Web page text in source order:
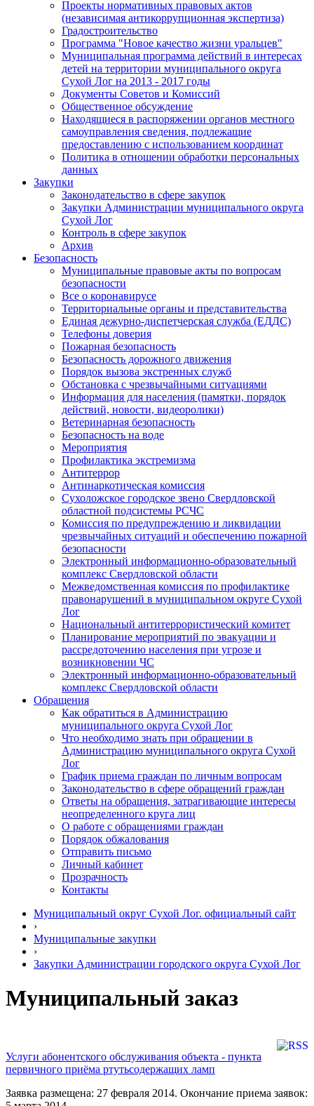
Проекты нормативных правовых актов
(независимая антикоррупционная экспертиза)
Градостроительство
Программа "Новое качество жизни уральцев"
Муниципальная программа действий в интересах
детей на территории муниципального округа
Сухой Лог на 2013 - 2017 годы
Документы Советов и Комиссий
Общественное обсуждение
Находящиеся в распоряжении органов местного
самоуправления сведения, подлежащие
предоставлению с использованием координат
Политика в отношении обработки персональных
данных
Закупки
Законодательство в сфере закупок
Закупки Администрации муниципального округа
Сухой Лог
Контроль в сфере закупок
Архив
Безопасность
Муниципальные правовые акты по вопросам
безопасности
Все о коронавирусе
Территориальные органы и представительства
Единая дежурно-диспетчерская служба (ЕДДС)
Телефоны доверия
Пожарная безопасность
Безопасность дорожного движения
Порядок вызова экстренных служб
Обстановка с чрезвычайными ситуациями
Информация для населения (памятки, порядок
действий, новости, видеоролики)
Ветеринарная безопасность
Безопасность на воде
Мероприятия
Профилактика экстремизма
Антитеррор
Антинаркотическая комиссия
Сухоложское городское звено Свердловской
областной подсистемы РСЧС
Комиссия по предупреждению и ликвидации
чрезвычайных ситуаций и обеспечению пожарной
безопасности
Электронный информационно-образовательный
комплекс Cвердловской области
Межведомственная комиссия по профилактике
правонарушений в муниципальном округе Сухой
Лог
Национальный антитеррористический комитет
Планирование мероприятий по эвакуации и
рассредоточению населения при угрозе и
возникновении ЧС
Электронный информационно-образовательный
комплекс Свердловской области
Обращения
Как обратиться в Администрацию
муниципального округа Сухой Лог
Что необходимо знать при обращении в
Администрацию муниципального округа Сухой
Лог
График приема граждан по личным вопросам
Законодательство в сфере обращений граждан
Ответы на обращения, затрагивающие интересы
неопределенного круга лиц
О работе с обращениями граждан
Порядок обжалования
Отправить письмо
Личный кабинет
Прозрачность
Контакты
Муниципальный округ Сухой Лог. официальный сайт
›
Муниципальные закупки
›
Закупки Администрации городского округа Сухой Лог
Муниципальный заказ
Услуги абонентского обслуживания объекта - пункта
первичного приёма ртутьсодержащих ламп
Заявка размещена: 27 февраля 2014. Окончание приема заявок: